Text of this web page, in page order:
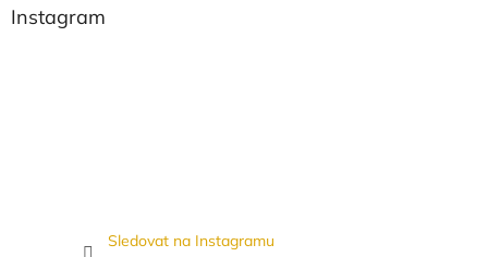
Instagram
Sledovat na Instagramu